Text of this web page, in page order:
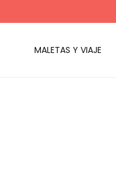
MALETAS Y VIAJE